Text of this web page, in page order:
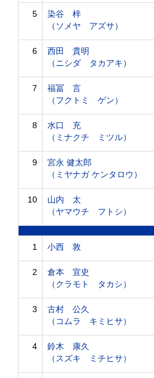
5
染谷 梓
（ソメヤ アズサ）
6
西田 貴明
（ニシダ タカアキ）
7
福冨 言
（フクトミ ゲン）
8
水口 充
（ミナクチ ミツル）
9
宮永 健太郎
（ミヤナガ ケンタロウ）
10
山内 太
（ヤマウチ フトシ）
1 小西 敦
2
倉本 宜史
（クラモト タカシ）
3
古村 公久
（コムラ キミヒサ）
4
鈴木 康久
（スズキ ミチヒサ）